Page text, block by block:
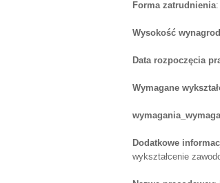
Forma zatrudnienia:
Wysokość
Data rozpoczęcia
Wymagane
Dodatkowe
wykształcenie